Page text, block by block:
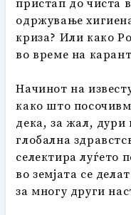
одржување
криза? Или како
во време на
Начинот на
како што
дека, за жал, дури
глобална
селектира луѓето
во земјата се
за многу други